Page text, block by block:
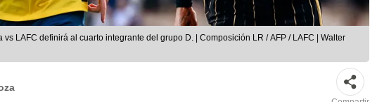
vs LAFC definirá al cuarto integrante del grupo D. | Composición LR / AFP / LAFC | Walter